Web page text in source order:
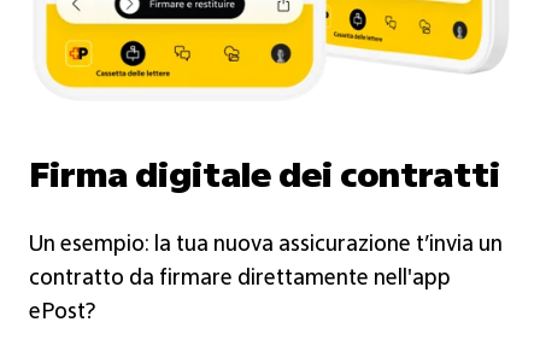
Firma digitale dei contratti
Un esempio: la tua nuova assicurazione t’invia un
contratto da firmare direttamente nell'app
ePost?